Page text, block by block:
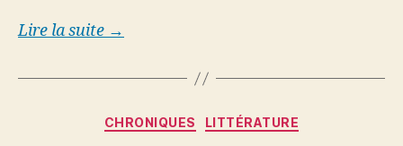
Lire la suite →
Catégories
CHRONIQUES LITTÉRATURE